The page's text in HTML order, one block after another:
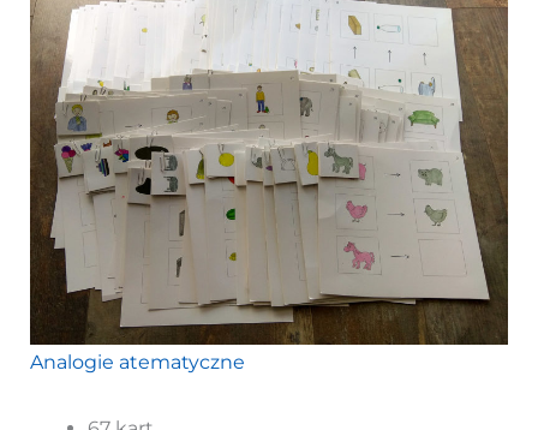
Analogie atematyczne